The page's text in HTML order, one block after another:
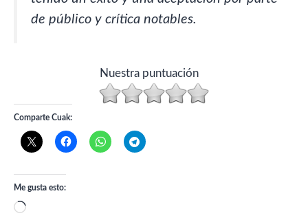
de público y crítica notables.
Nuestra puntuación
Comparte Cuak:
Me gusta esto:
Cargando...